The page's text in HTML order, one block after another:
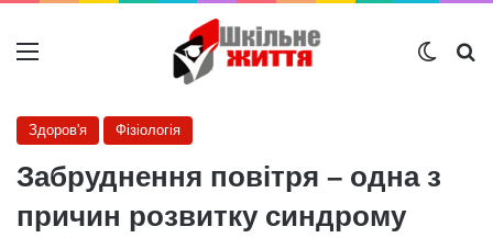
Меню
Здоров'я Фізіологія
Забруднення повітря – одна з
причин розвитку синдрому